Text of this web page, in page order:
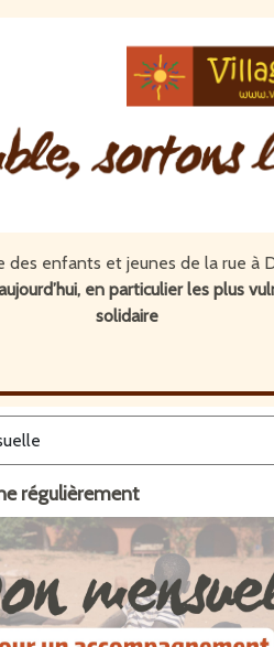
des enfants et jeunes de la rue
en particulier les plus
solidaire
régulièrement